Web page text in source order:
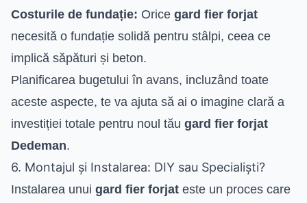
Costurile de fundație: Orice gard fier forjat
necesită o fundație solidă pentru stâlpi, ceea ce
implică săpături și beton.
Planificarea bugetului în avans, incluzând toate
aceste aspecte, te va ajuta să ai o imagine clară a
investiției totale pentru noul tău gard fier forjat
Dedeman.
6. Montajul și Instalarea: DIY sau Specialiști?
Instalarea unui gard fier forjat este un proces care